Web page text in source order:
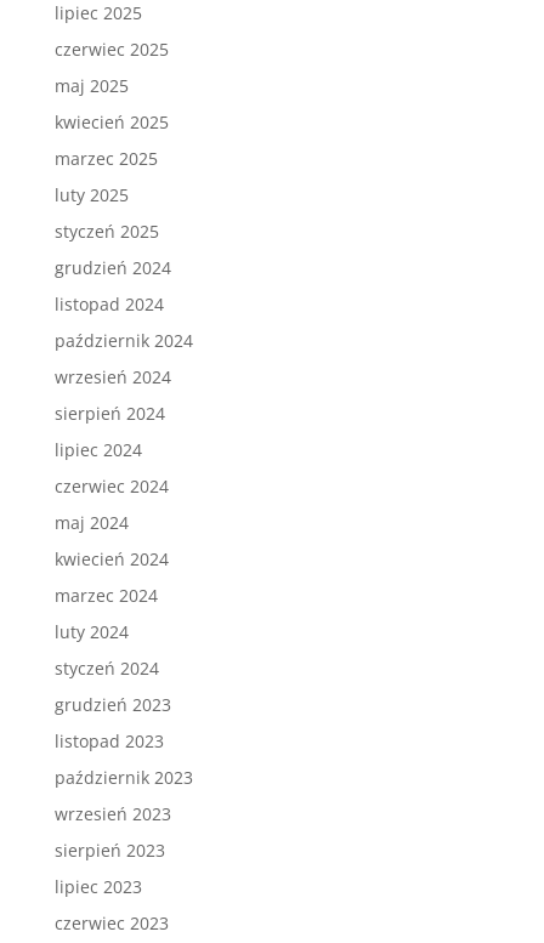
lipiec 2025
czerwiec 2025
maj 2025
kwiecień 2025
marzec 2025
luty 2025
styczeń 2025
grudzień 2024
listopad 2024
październik 2024
wrzesień 2024
sierpień 2024
lipiec 2024
czerwiec 2024
maj 2024
kwiecień 2024
marzec 2024
luty 2024
styczeń 2024
grudzień 2023
listopad 2023
październik 2023
wrzesień 2023
sierpień 2023
lipiec 2023
czerwiec 2023